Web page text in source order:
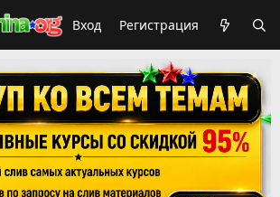
Вход Регистрация